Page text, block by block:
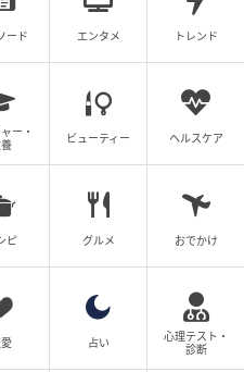
ード エンタメ トレンド
ー・
ビューティー ヘルスケア
ピ グルメ おでかけ
占い
心理テスト・
診断